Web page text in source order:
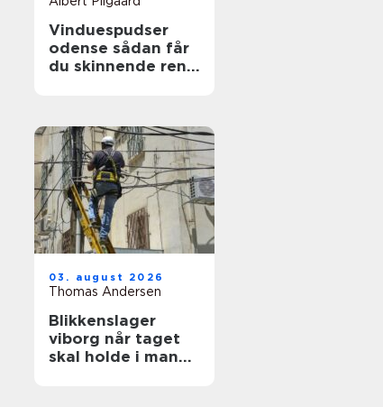
Vinduespudser
odense sådan får
du skinnende rene
03. august 2026
Thomas Andersen
Blikkenslager
viborg når taget
skal holde i mange